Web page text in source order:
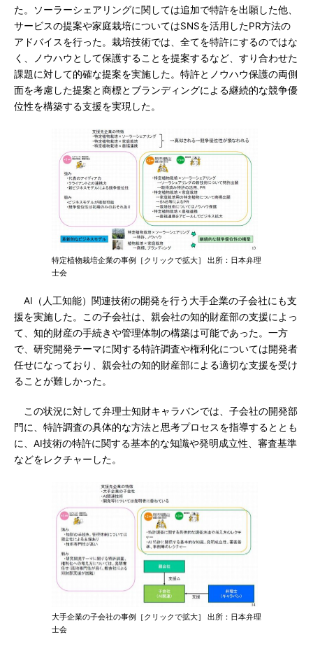
た。ソーラーシェアリングに関しては追加で特許を出願した他、
サービスの提案や家庭栽培についてはSNSを活用したPR方法の
アドバイスを行った。栽培技術では、全てを特許にするのではな
く、ノウハウとして保護することを提案するなど、すり合わせた
課題に対して的確な提案を実施した。特許とノウハウ保護の両側
面を考慮した提案と商標とブランディングによる継続的な競争優
位性を構築する支援を実現した。
特定植物栽培企業の事例［クリックで拡大］ 出所：日本弁理
士会
AI（人工知能）関連技術の開発を行う大手企業の子会社にも支
援を実施した。この子会社は、親会社の知的財産部の支援によっ
て、知的財産の手続きや管理体制の構築は可能であった。一方
で、研究開発テーマに関する特許調査や権利化については開発者
任せになっており、親会社の知的財産部による適切な支援を受け
ることが難しかった。
この状況に対して弁理士知財キャラバンでは、子会社の開発部
門に、特許調査の具体的な方法と思考プロセスを指導するととも
に、AI技術の特許に関する基本的な知識や発明成立性、審査基準
などをレクチャーした。
大手企業の子会社の事例［クリックで拡大］ 出所：日本弁理
士会